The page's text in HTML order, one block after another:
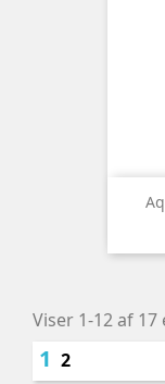
Viser 1-12 af
1 2